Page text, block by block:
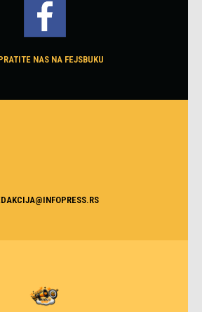
NAS NA FEJSBUKU